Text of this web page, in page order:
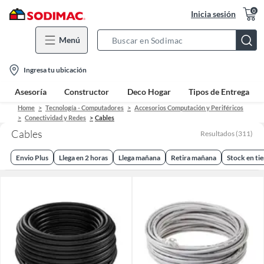
Inicia sesión 0
Menú
Bar
location-
icon
Ingresa tu ubicación
Asesoría Constructor Deco Hogar Tipos de Entrega
Home Tecnología - Computadores
Accesorios Computación y Periféricos
Conectividad y Redes
Cables
Cables Resultados (311)
Envio Plus Llega en 2 horas Llega mañana Retira mañana Stock en